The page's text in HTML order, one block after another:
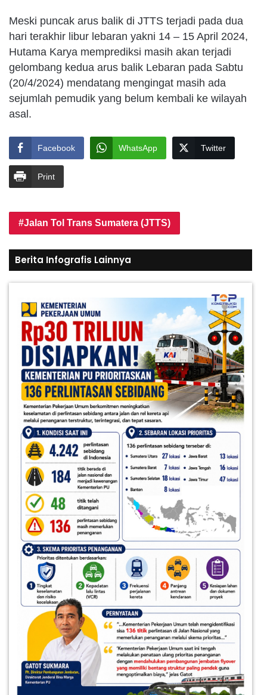
Meski puncak arus balik di JTTS terjadi pada dua
hari terakhir libur lebaran yakni 14 – 15 April 2024,
Hutama Karya memprediksi masih akan terjadi
gelombang kedua arus balik Lebaran pada Sabtu
(20/4/2024) mendatang mengingat masih ada
sejumlah pemudik yang belum kembali ke wilayah
asal.
Facebook WhatsApp Twitter
Print
Jalan Tol Trans Sumatera (JTTS)
Berita Infografis Lainnya